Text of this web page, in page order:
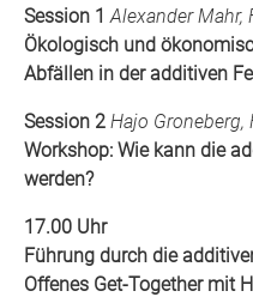
Session 1Alexander Mahr,
Ökologisch und
Abfällen in der additiven
Session 2 Hajo Groneberg,
Workshop: Wie kann die
werden?
17.00 Uhr
Führung durch die
Offenes Get-Together mit